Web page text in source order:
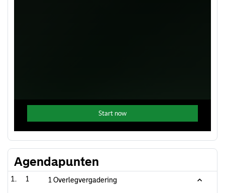
Agendapunten
1 1 Overlegvergadering